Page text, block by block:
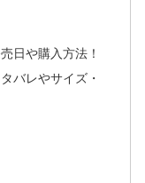
日や購入方法！
バレやサイズ・